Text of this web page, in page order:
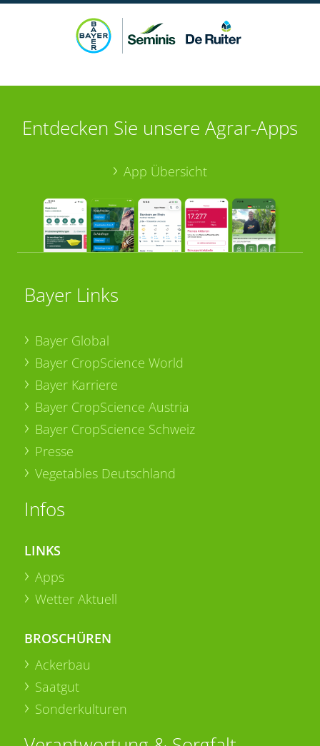
Entdecken Sie unsere Agrar-Apps
App Übersicht
Bayer Links
Bayer Global
Bayer CropScience World
Bayer Karriere
Bayer CropScience Austria
Bayer CropScience Schweiz
Presse
Vegetables Deutschland
Infos
LINKS
Apps
Wetter Aktuell
BROSCHÜREN
Ackerbau
Saatgut
Sonderkulturen